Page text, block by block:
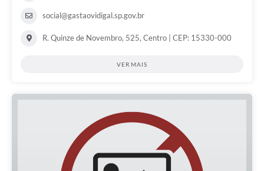
social@gastaovidigal.sp.gov.br
R. Quinze de Novembro, 525, Centro | CEP: 15330-000
VER MAIS